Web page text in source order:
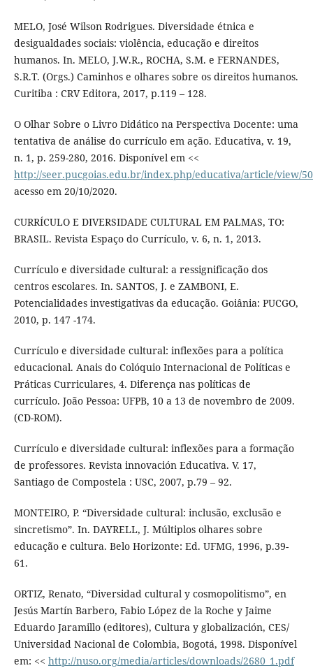
MELO, José Wilson Rodrigues. Diversidade étnica e
desigualdades sociais: violência, educação e direitos
humanos. In. MELO, J.W.R., ROCHA, S.M. e FERNANDES,
S.R.T. (Orgs.) Caminhos e olhares sobre os direitos humanos.
Curitiba : CRV Editora, 2017, p.119 – 128.
O Olhar Sobre o Livro Didático na Perspectiva Docente: uma
tentativa de análise do currículo em ação. Educativa, v. 19,
n. 1, p. 259-280, 2016. Disponível em <<
http://seer.pucgoias.edu.br/index.php/educativa/article/view/
acesso em 20/10/2020.
CURRÍCULO E DIVERSIDADE CULTURAL EM PALMAS, TO:
BRASIL. Revista Espaço do Currículo, v. 6, n. 1, 2013.
Currículo e diversidade cultural: a ressignificação dos
centros escolares. In. SANTOS, J. e ZAMBONI, E.
Potencialidades investigativas da educação. Goiânia: PUCGO,
2010, p. 147 -174.
Currículo e diversidade cultural: inflexões para a política
educacional. Anais do Colóquio Internacional de Políticas e
Práticas Curriculares, 4. Diferença nas políticas de
currículo. João Pessoa: UFPB, 10 a 13 de novembro de 2009.
(CD-ROM).
Currículo e diversidade cultural: inflexões para a formação
de professores. Revista innovación Educativa. V. 17,
Santiago de Compostela : USC, 2007, p.79 – 92.
MONTEIRO, P. “Diversidade cultural: inclusão, exclusão e
sincretismo”. In. DAYRELL, J. Múltiplos olhares sobre
educação e cultura. Belo Horizonte: Ed. UFMG, 1996, p.39-
61.
ORTIZ, Renato, “Diversidad cultural y cosmopolitismo”, en
Jesús Martín Barbero, Fabio López de la Roche y Jaime
Eduardo Jaramillo (editores), Cultura y globalización, CES/
Universidad Nacional de Colombia, Bogotá, 1998. Disponível
em: << http://nuso.org/media/articles/downloads/2680_1.pdf